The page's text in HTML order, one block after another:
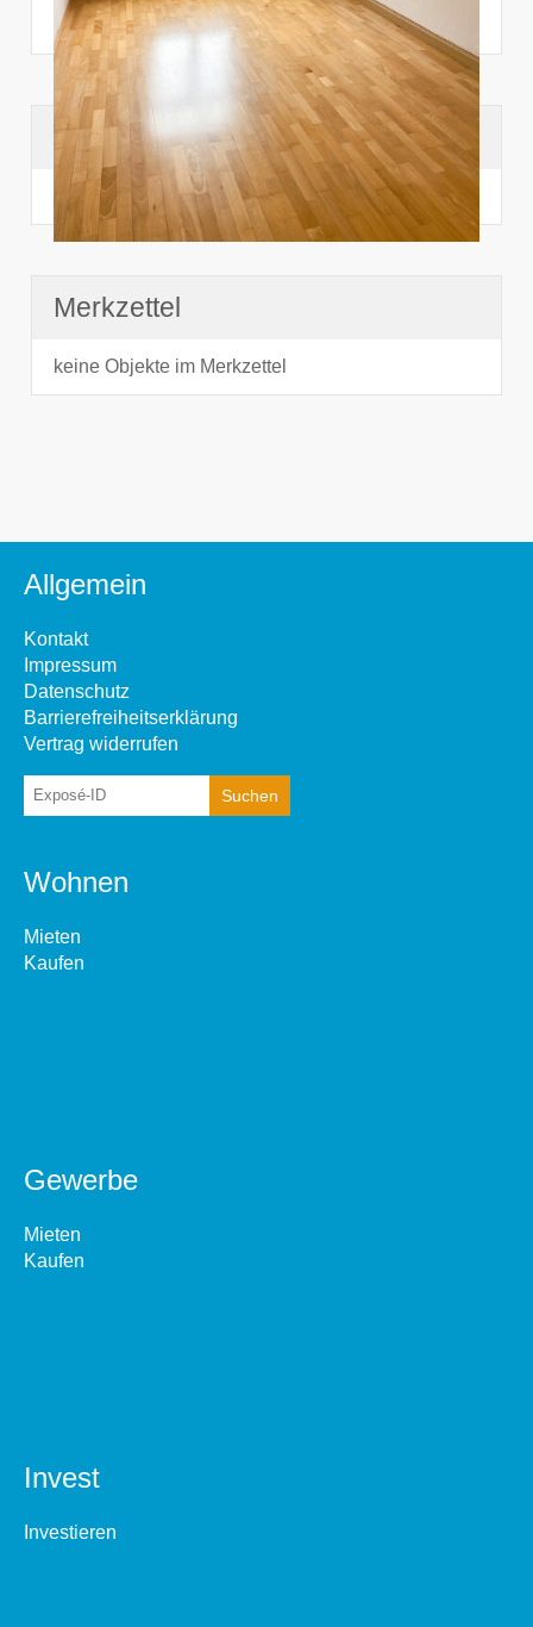
Suchhistorie
noch nichts angesehen
Merkzettel
keine Objekte im Merkzettel
Allgemein
Kontakt
Impressum
Datenschutz
Barrierefreiheitserklärung
Vertrag widerrufen
Wohnen
Mieten
Kaufen
Gewerbe
Mieten
Kaufen
Invest
Investieren